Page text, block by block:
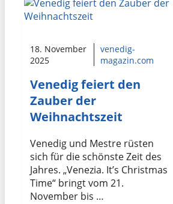
18. November
2025
venedig-
magazin.com
Venedig feiert den
Zauber der
Weihnachtszeit
Venedig und Mestre rüsten
sich für die schönste Zeit des
Jahres. „Venezia. It’s Christmas
Time“ bringt vom 21.
November bis …